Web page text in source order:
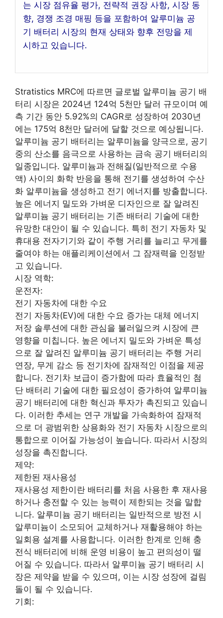
는 시장 점유율 평가, 전략적 권장 사항, 시장 동
향, 경쟁 조경 매핑 등을 포함하여 알루미늄 공
기 배터리 시장의 현재 상태와 향후 전망을 제
시하고 있습니다.
Stratistics MRC에 따르면 글로벌 알루미늄 공기 배
터리 시장은 2024년 124억 5천만 달러 규모이며 예
측 기간 동안 5.92%의 CAGR로 성장하여 2030년
에는 175억 8천만 달러에 달할 것으로 예상됩니다.
알루미늄 공기 배터리는 알루미늄을 양극으로, 공기
중의 산소를 음극으로 사용하는 금속 공기 배터리의
일종입니다. 알루미늄과 전해질(일반적으로 수용
액) 사이의 화학 반응을 통해 전기를 생성하여 수산
화 알루미늄을 생성하고 전기 에너지를 방출합니다.
높은 에너지 밀도와 가벼운 디자인으로 잘 알려진
알루미늄 공기 배터리는 기존 배터리 기술에 대한
유망한 대안이 될 수 있습니다. 특히 전기 자동차 및
휴대용 전자기기와 같이 주행 거리를 늘리고 무게를
줄여야 하는 애플리케이션에서 그 잠재력을 인정받
고 있습니다.
시장 역학:
운전자:
전기 자동차에 대한 수요
전기 자동차(EV)에 대한 수요 증가는 대체 에너지
저장 솔루션에 대한 관심을 불러일으켜 시장에 큰
영향을 미칩니다. 높은 에너지 밀도와 가벼운 특성
으로 잘 알려진 알루미늄 공기 배터리는 주행 거리
연장, 무게 감소 등 전기차에 잠재적인 이점을 제공
합니다. 전기차 보급이 증가함에 따라 효율적인 첨
단 배터리 기술에 대한 필요성이 증가하여 알루미늄
공기 배터리에 대한 혁신과 투자가 촉진되고 있습니
다. 이러한 추세는 연구 개발을 가속화하여 잠재적
으로 더 광범위한 상용화와 전기 자동차 시장으로의
통합으로 이어질 가능성이 높습니다. 따라서 시장의
성장을 촉진합니다.
제약:
제한된 재사용성
재사용성 제한이란 배터리를 처음 사용한 후 재사용
하거나 충전할 수 있는 능력이 제한되는 것을 말합
니다. 알루미늄 공기 배터리는 일반적으로 방전 시
알루미늄이 소모되어 교체하거나 재활용해야 하는
일회용 설계를 사용합니다. 이러한 한계로 인해 충
전식 배터리에 비해 운영 비용이 높고 편의성이 떨
어질 수 있습니다. 따라서 알루미늄 공기 배터리 시
장은 제약을 받을 수 있으며, 이는 시장 성장에 걸림
돌이 될 수 있습니다.
기회: